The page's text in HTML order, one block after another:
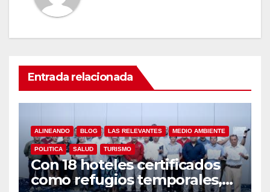
Entrada relacionada
ALINEANDO BLOG LAS RELEVANTES MEDIO AMBIENTE
POLITICA SALUD TURISMO
Con 18 hoteles certificados
como refugios temporales,